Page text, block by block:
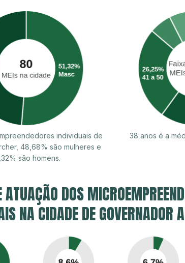
individuais de
48,68% são mulheres e
são homens.
38 anos é a
DOS
NA CIDADE DE GOVERNADOR